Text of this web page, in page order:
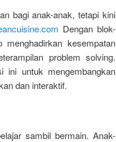
bagi anak-anak, tetapi kini
Dengan blok-
kesempatan
problem solving.
ini untuk mengembangkan
dan interaktif.
sambil bermain. Anak-